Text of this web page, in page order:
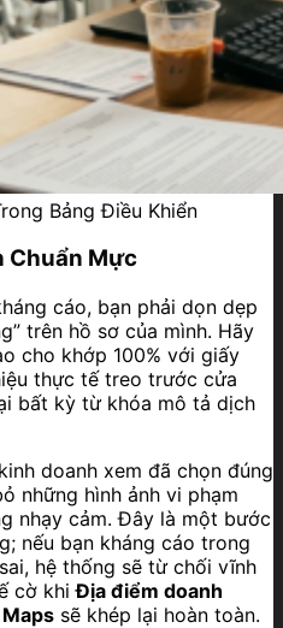
Bảng Điều Khiển
Chuẩn Mực
cáo, bạn phải dọn dẹp
trên hồ sơ của mình. Hãy
cho khớp 100% với giấy
thực tế treo trước cửa
bất kỳ từ khóa mô tả dịch
doanh xem đã chọn đúng
những hình ảnh vi phạm
nhạy cảm. Đây là một bước
nếu bạn kháng cáo trong
hệ thống sẽ từ chối vĩnh
cờ khiĐịa điểm doanh
sẽ khép lại hoàn toàn.